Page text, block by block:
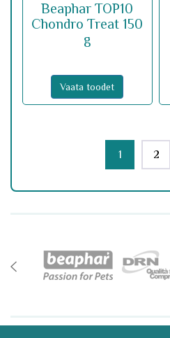
Beaphar TOP10
Chondro Treat 150
g
Vaata toodet
1 2